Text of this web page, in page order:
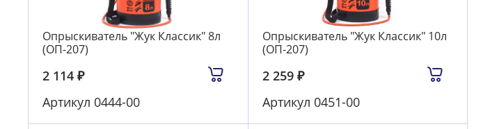
Опрыскиватель "Жук Классик" 8л
(ОП-207)
2 114 ₽
Артикул 0444-00
Опрыскиватель "Жук Классик" 10л
(ОП-207)
2 259 ₽
Артикул 0451-00